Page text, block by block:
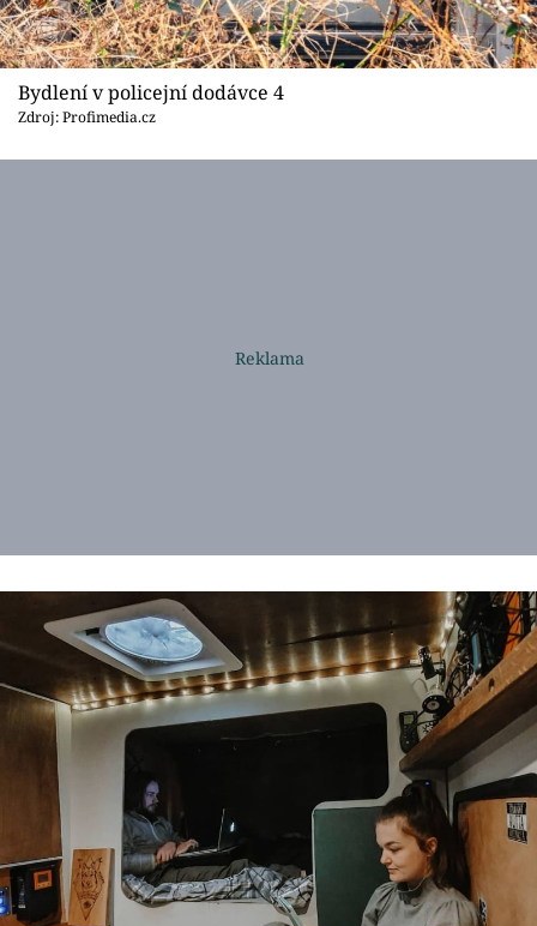
Bydlení v policejní dodávce 4
Zdroj: Profimedia.cz